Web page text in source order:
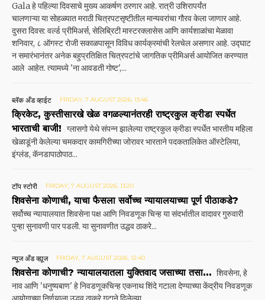
Gala हे पहिल्या दिवसाचे मुख्य आकर्षण ठरणार आहे. रात्री उशिरापर्यंत
चालणाऱ्या या सोहळ्यात मराठी चित्रपटसृष्टीतील मान्यवरांचा गौरव केला जाणार आहे.
दुसरा दिवस: वर्ल्ड प्रीमिअर्स, सेलिब्रिटी मास्टरक्लासेस आणि कार्यशाळांचा मेळावा
शनिवार, ८ ऑगस्ट रोजी सकाळपासून विविध कार्यक्रमांची रेलचेल असणार आहे. उद्घाट
न समारंभानंतर अनेक बहुप्रतिक्षित चित्रपटांचे जागतिक प्रीमिअर्स आयोजित करण्यात
आले आहेत. त्यामध्ये 'ना आवडती गोष्ट',...
ब्लॅक अँड व्हाईट FRIDAY, 7 AUGUST 2026, 13:46
क्रिकेट, कुस्तीसारखे खेळ वगळल्यानंतरही राष्ट्रकुल क्रीडा स्पर्धेत
भारताची बाजी! ग्लासगो येथे संपन्न झालेल्या राष्ट्रकुल क्रीडा स्पर्धेत भारतीय महिला
खेळाडूंनी केलेल्या चमकदार कामगिरी‌च्या जोरावर भारताने पदकतालिकेत ऑस्टेलिया,
इंग्लंड, कॅनडापाठोपाठ...
टॉप स्टोरी FRIDAY, 7 AUGUST 2026, 13:20
शिवसेना कोणाची, याचा फैसला सर्वोच्च न्यायालयाच्या पूर्ण पीठाकडे?
सर्वोच्च न्यायालयात शिवसेना पक्ष आणि निवडणूक चिन्ह या संदर्भातील वादावर गुरुवारी
पुन्हा सुनावणी पार पडली. या सुनावणीत उद्धव ठाकरे...
न्यूज अँड व्ह्यूज FRIDAY, 7 AUGUST 2026, 12:40
शिवसेना कोणाची? न्यायालयातला युक्तिवाद जसाच्या तसा… शिवसेना, हे
नाव आणि 'धनुष्यबाण' हे निवडणूकचिन्ह एकनाथ शिंदे गटाला देण्याच्या केंद्रीय निवडणूक